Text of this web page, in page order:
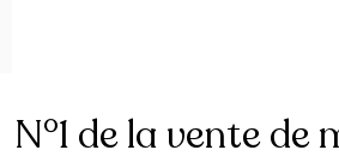
N°1 de la vente de